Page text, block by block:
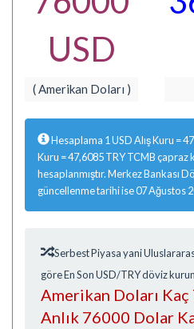
USD
( Amerikan Doları )
Hesaplama 1 USD Alış Kuru =
Kuru = 47,6085 TRY TCMB çapraz
hesaplanmıştır. Merkez Bankası
güncellenme tarihi ise 07 Ağustos
Serbest Piyasa yani
göre En Son USD/TRY döviz
Amerikan Doları Kaç
Anlık 76000 Dolar